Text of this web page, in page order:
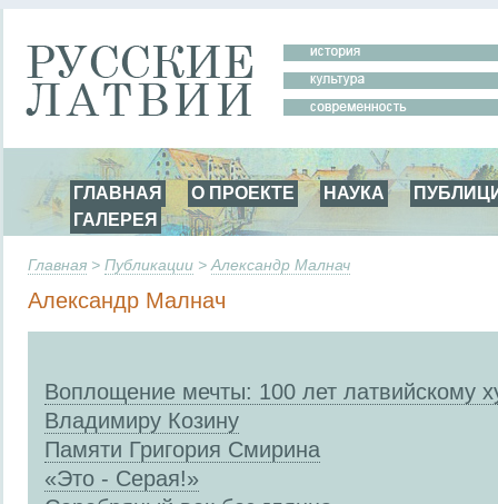
ГЛАВНАЯ О ПРОЕКТЕ НАУКА
ГАЛЕРЕЯ
Главная > Публикации > Александр Малнач
Александр Малнач
Воплощение мечты: 100 лет латвийскому
Владимиру Козину
Памяти Григория Смирина
«Это - Серая!»